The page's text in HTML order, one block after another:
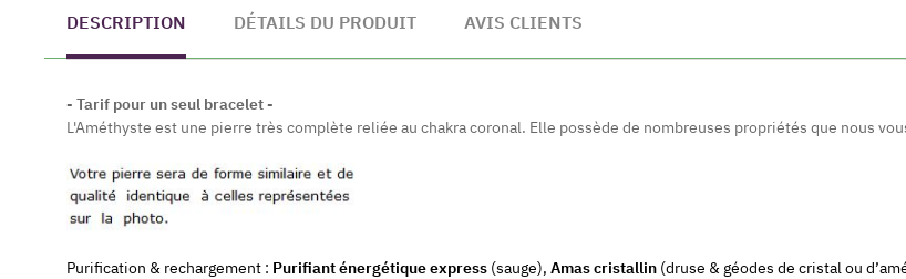
DESCRIPTION DÉTAILS DU PRODUIT AVIS CLIENTS
- Tarif pour un seul bracelet -
L'Améthyste est une pierre très complète reliée au chakra coronal. Elle possède de nombreuses propriétés que nous
Purification & rechargement : Purifiant énergétique express (sauge), Amas cristallin (druse & géodes de cristal ou